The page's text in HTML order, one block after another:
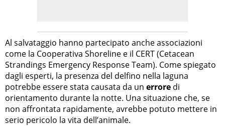
Al salvataggio hanno partecipato anche associazioni
come la Cooperativa Shoreline e il CERT (Cetacean
Strandings Emergency Response Team). Come spiegato
dagli esperti, la presenza del delfino nella laguna
potrebbe essere stata causata da un errore di
orientamento durante la notte. Una situazione che, se
non affrontata rapidamente, avrebbe potuto mettere in
serio pericolo la vita dell’animale.